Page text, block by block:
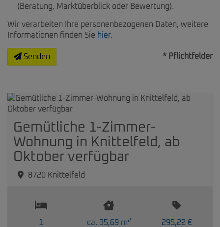
(Beratung, Marktüberblick oder Bewertung).
Wir verarbeiten Ihre personenbezogenen Daten, weitere
Informationen finden Sie hier.
Senden * Pflichtfelder
Gemütliche 1-Zimmer-
Wohnung in Knittelfeld, ab
Oktober verfügbar
8720 Knittelfeld
1 ca. 35,69 m2 295,22 €